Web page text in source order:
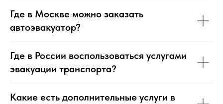
Где в Москве можно заказать
автоэвакуатор?
Где в России воспользоваться услугами
эвакуации транспорта?
Какие есть дополнительные услуги в